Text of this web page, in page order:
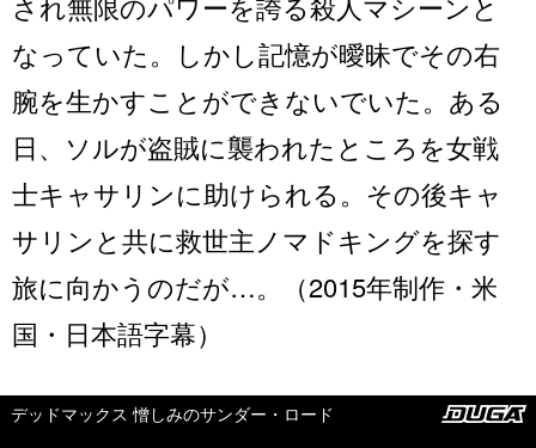
なっていた。しかし記憶が曖昧でその右
腕を生かすことができないでいた。ある
日、ソルが盗賊に襲われたところを女戦
士キャサリンに助けられる。その後キャ
サリンと共に救世主ノマドキングを探す
旅に向かうのだが…。（2015年制作・米
国・日本語字幕）